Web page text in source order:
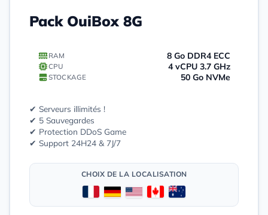
Pack OuiBox 8G
RAM 8 Go DDR4 ECC
CPU 4 vCPU 3.7 GHz
STOCKAGE 50 Go NVMe
✔ Serveurs illimités !
✔ 5 Sauvegardes
✔ Protection DDoS Game
✔ Support 24H24 & 7J/7
CHOIX DE LA LOCALISATION